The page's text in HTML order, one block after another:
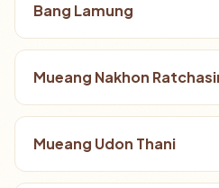
Bang Lamung
Mueang Nakhon
Mueang Udon Thani